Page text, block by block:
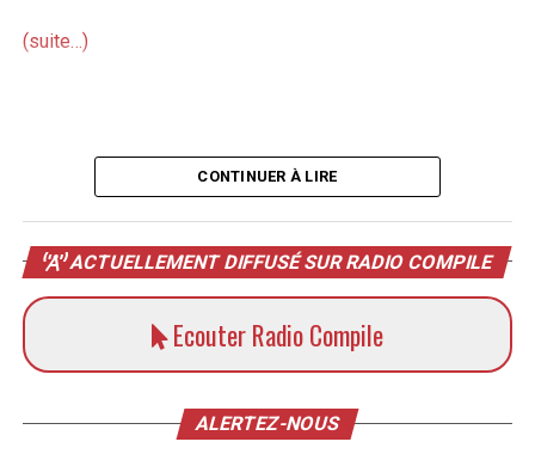
(suite…)
CONTINUER À LIRE
ACTUELLEMENT DIFFUSÉ SUR RADIO COMPILE
Ecouter Radio Compile
ALERTEZ-NOUS